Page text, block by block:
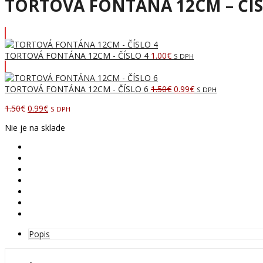
TORTOVÁ FONTÁNA 12CM –
TORTOVÁ FONTÁNA 12CM - ČÍSLO 4 1.00€ S DPH
TORTOVÁ FONTÁNA 12CM - ČÍSLO 6 1.50€ Pôvodná
0.99€Aktuálna
S DPH
1.50€ Pôvodná
bola:
0.99€Aktuálna
je:
S DPH
Nie je na sklade
Popis